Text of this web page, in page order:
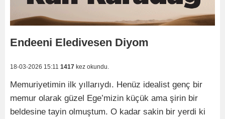
Endeeni Eledivesen Diyom
18-03-2026 15:11 1417 kez okundu.
Memuriyetimin ilk yıllarıydı. Henüz idealist genç bir
memur olarak güzel Ege’mizin küçük ama şirin bir
beldesine tayin olmuştum. O kadar sakin bir yerdi ki